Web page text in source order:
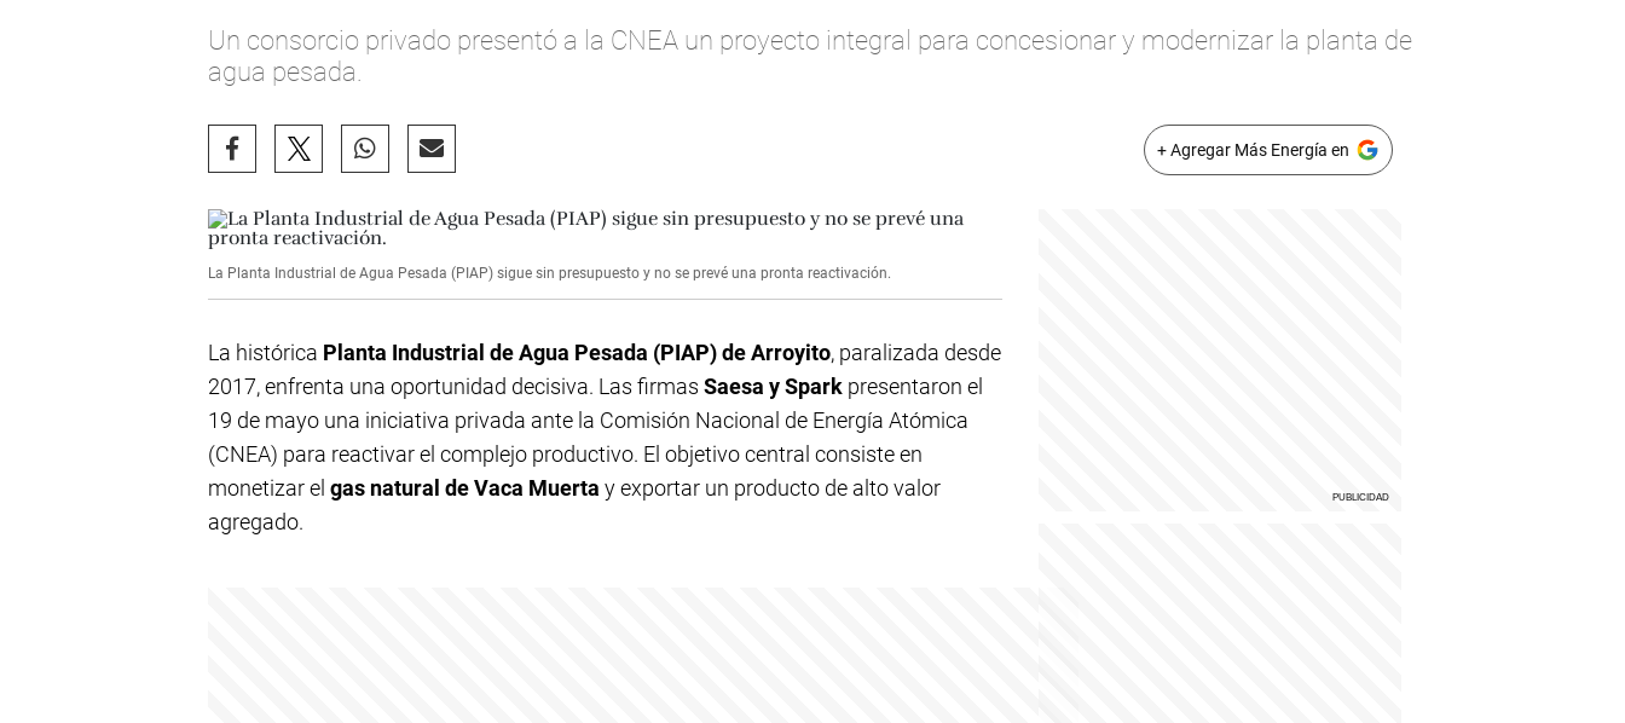
Un consorcio privado presentó a la CNEA un proyecto integral para concesionar y modernizar la planta de
agua pesada.
+ Agregar Más Energía en
La Planta Industrial de Agua Pesada (PIAP) sigue sin presupuesto y no se prevé una pronta reactivación.
La histórica Planta Industrial de Agua Pesada (PIAP) de Arroyito, paralizada desde
2017, enfrenta una oportunidad decisiva. Las firmas Saesa y Spark presentaron el
19 de mayo una iniciativa privada ante la Comisión Nacional de Energía Atómica
(CNEA) para reactivar el complejo productivo. El objetivo central consiste en
monetizar el gas natural de Vaca Muerta y exportar un producto de alto valor
agregado.